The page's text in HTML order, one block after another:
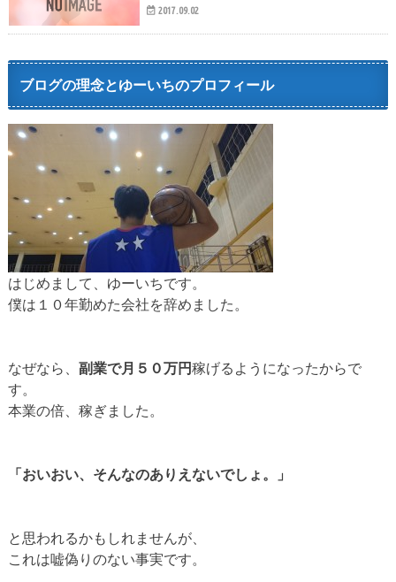
2017.09.02
ブログの理念とゆーいちのプロフィール
はじめまして、ゆーいちです。
僕は１０年勤めた会社を辞めました。
なぜなら、 副業で月５０万円稼げるようになったからで
す。
本業の倍、稼ぎました。
「おいおい、そんなのありえないでしょ。」
と思われるかもしれませんが、
これは嘘偽りのない事実です。